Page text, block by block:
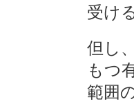
受け
但し
もつ
範囲